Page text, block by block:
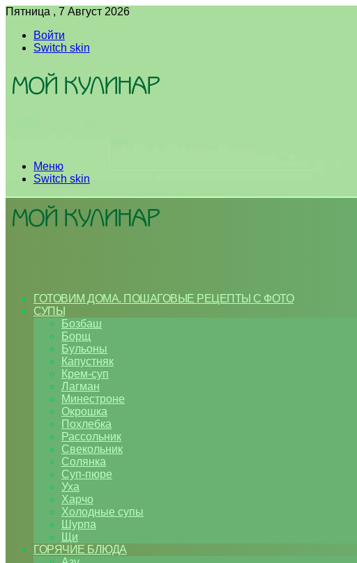
Пятница , 7 Август 2026
Войти
Switch skin
Меню
Switch skin
ГОТОВИМ ДОМА. ПОШАГОВЫЕ РЕЦЕПТЫ С ФОТО
СУПЫ
Бозбаш
Борщ
Бульоны
Капустняк
Крем-суп
Лагман
Минестроне
Окрошка
Похлебка
Рассольник
Свекольник
Солянка
Суп-пюре
Уха
Харчо
Холодные супы
Шурпа
Щи
ГОРЯЧИЕ БЛЮДА